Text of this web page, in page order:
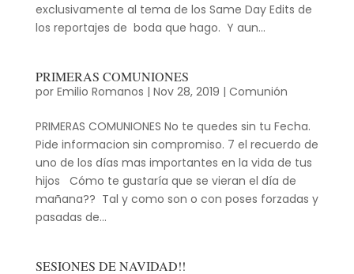
exclusivamente al tema de los Same Day Edits de
los reportajes de boda que hago. Y aun...
PRIMERAS COMUNIONES
por Emilio Romanos | Nov 28, 2019 | Comunión
PRIMERAS COMUNIONES No te quedes sin tu Fecha.
Pide informacion sin compromiso. 7 el recuerdo de
uno de los días mas importantes en la vida de tus
hijos Cómo te gustaría que se vieran el día de
mañana?? Tal y como son o con poses forzadas y
pasadas de...
SESIONES DE NAVIDAD!!